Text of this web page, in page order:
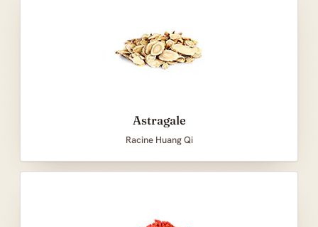
Astragale
Racine Huang Qi